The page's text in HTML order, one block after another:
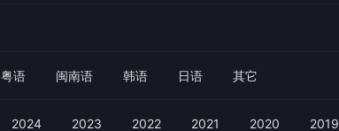
粤语 闽南语 韩语 日语 其它
2024 2023 2022 2021 2020 2019